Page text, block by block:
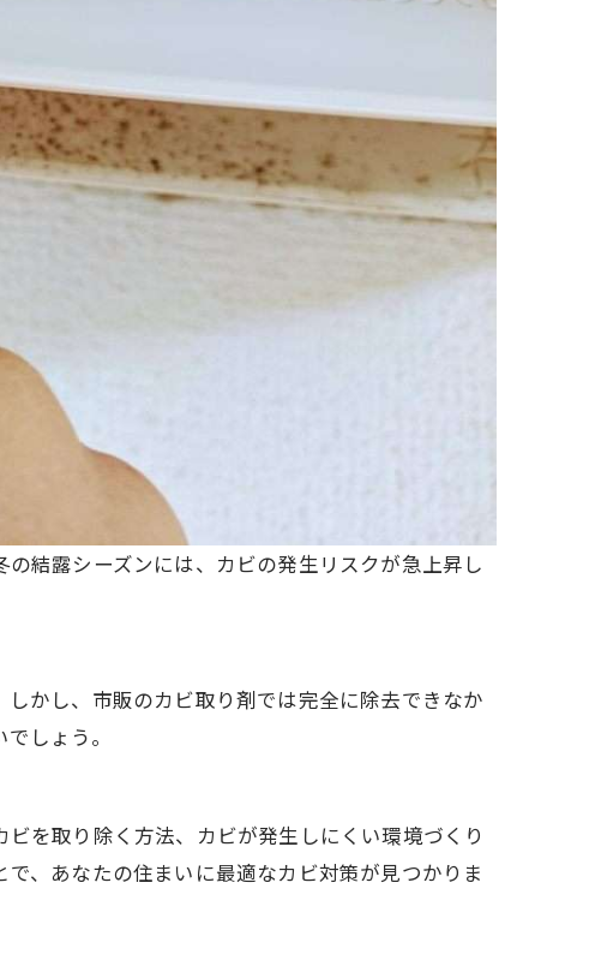
結露シーズンには、カビの発生リスクが急上昇し
かし、市販のカビ取り剤では完全に除去できなか
しょう。
を取り除く方法、カビが発生しにくい環境づくり
、あなたの住まいに最適なカビ対策が見つかりま